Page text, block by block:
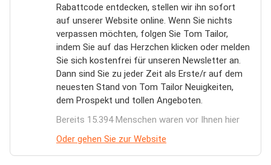
Rabattcode entdecken, stellen wir ihn sofort
auf unserer Website online. Wenn Sie nichts
verpassen möchten, folgen Sie Tom Tailor,
indem Sie auf das Herzchen klicken oder melden
Sie sich kostenfrei für unseren Newsletter an.
Dann sind Sie zu jeder Zeit als Erste/r auf dem
neuesten Stand von Tom Tailor Neuigkeiten,
dem Prospekt und tollen Angeboten.
Bereits 15.394 Menschen waren vor Ihnen hier
Oder gehen Sie zur Website